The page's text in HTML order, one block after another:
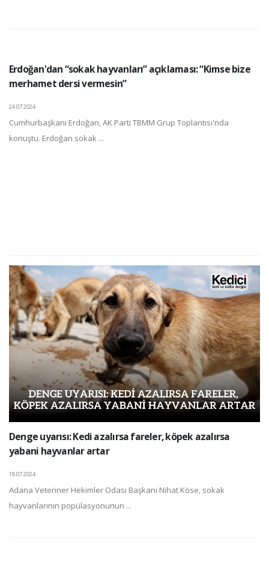
Erdoğan'dan “sokak hayvanları” açıklaması: “Kimse bize
merhamet dersi vermesin”
24.07.2024
Cumhurbaşkanı Erdoğan, AK Parti TBMM Grup Toplantısı'nda
konuştu. Erdoğan sokak ...
Denge uyarısı: Kedi azalırsa fareler, köpek azalırsa
yabani hayvanlar artar
18.07.2024
Adana Veteriner Hekimler Odası Başkanı Nihat Köse, sokak
hayvanlarının popülasyonunun ...